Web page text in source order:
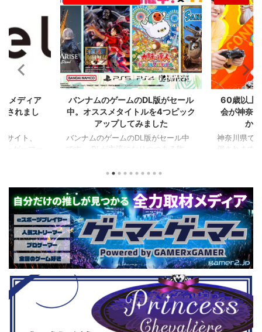
2024/7/31
がセール
4つピック
セール中
ある昨
ルを独自に
。（類似し
ゲーム、長
ム） 注目
セット』
ホラーゲー
『鉄拳8
2024/7/31
60歳以上が対象のeスポーツの大
会が神奈川で開催。ゲストはまさ
かの蝶野正洋！！！
神奈川県でシニアeスポーツ大会が開
催されます。 東日本予選（福島
選（神奈川県）の優勝者3名が決勝大
仕様。ご当地キャラクターによる対戦
も見られるとのことなので、家族で楽
しめるイベントになっているようで
す。 ちなみに、ゲストのプロレスラ
ーである蝶野正洋さんは今年60歳に
なるそうです。トークセッションに登
場しますよ。 この記事のポイント ・
大会参加者は60歳以上 ・3地区で予
選あり。予選は8月24日、25日と9月
22日。本戦は9月22日（事前エ ...
セガのサ
『ユニコ
『ペルソ
セガの最新
ファンから
や編成や育
クなどが話
売されたば
要チェック
ル」に『ユ
登場！『龍
リロード』
は、
ンドーeショ
...